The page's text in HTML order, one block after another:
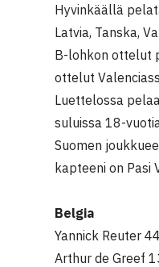
Hyvinkäällä
Latvia, Tanska,
B-lohkon ottelut
ottelut
Luettelossa
suluissa 18-
Suomen
kapteeni on Pasi
Belgia
Yannick Reuter
Arthur de Greef